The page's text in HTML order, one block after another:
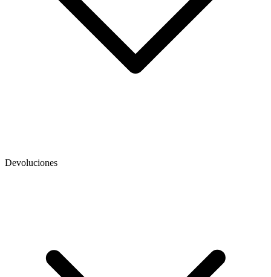
Devoluciones